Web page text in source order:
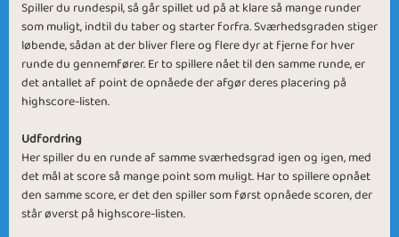
Vibes on the
Beach
Summer Holiday
Summer Breeze
Spiller du rundespil, så går spillet ud på at klare så mange runder
som muligt, indtil du taber og starter forfra. Sværhedsgraden stiger
løbende, sådan at der bliver flere og flere dyr at fjerne for hver
runde du gennemfører. Er to spillere nået til den samme runde, er
det antallet af point de opnåede der afgør deres placering på
highscore-listen.
Udfordring
Her spiller du en runde af samme sværhedsgrad igen og igen, med
det mål at score så mange point som muligt. Har to spillere opnået
den samme score, er det den spiller som først opnåede scoren, der
står øverst på highscore-listen.